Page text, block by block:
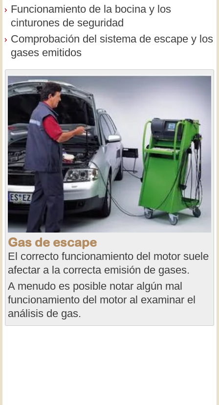
Funcionamiento de la bocina y los
cinturones de seguridad
Comprobación del sistema de escape y los
gases emitidos
Gas de escape
El correcto funcionamiento del motor suele
afectar a la correcta emisión de gases.
A menudo es posible notar algún mal
funcionamiento del motor al examinar el
análisis de gas.